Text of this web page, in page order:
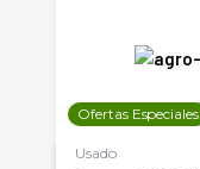
Ofertas Especiales
Usado